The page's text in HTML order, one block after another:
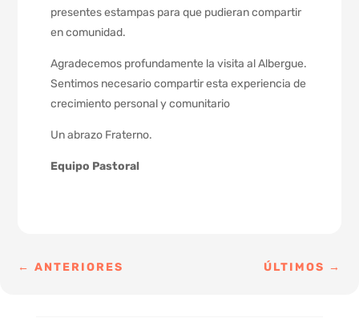
presentes estampas para que pudieran compartir
en comunidad.
Agradecemos profundamente la visita al Albergue.
Sentimos necesario compartir esta experiencia de
crecimiento personal y comunitario
Un abrazo Fraterno.
Equipo Pastoral
←ANTERIORES ÚLTIMOS →